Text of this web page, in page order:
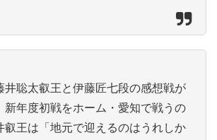
井聡太叡王と伊藤匠七段の感想戦が
新年度初戦をホーム・愛知で戦うの
叡王は「地元で迎えるのはうれしか